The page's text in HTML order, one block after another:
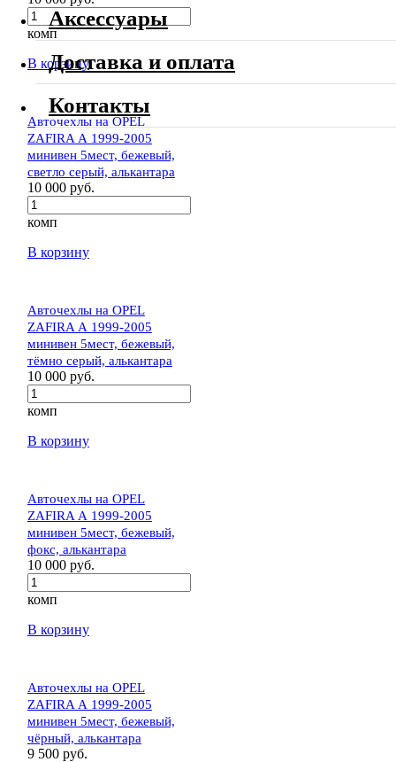
комп
В корзину
Авточехлы на OPEL
ZAFIRA А 1999-2005
минивен 5мест, бежевый,
светло серый, алькантара
10 000 руб.
комп
В корзину
Авточехлы на OPEL
ZAFIRA А 1999-2005
минивен 5мест, бежевый,
тёмно серый, алькантара
10 000 руб.
комп
В корзину
Авточехлы на OPEL
ZAFIRA А 1999-2005
минивен 5мест, бежевый,
фокс, алькантара
10 000 руб.
комп
В корзину
Авточехлы на OPEL
ZAFIRA А 1999-2005
минивен 5мест, бежевый,
чёрный, алькантара
9 500 руб.
Аксессуары
Доставка и оплата
Контакты